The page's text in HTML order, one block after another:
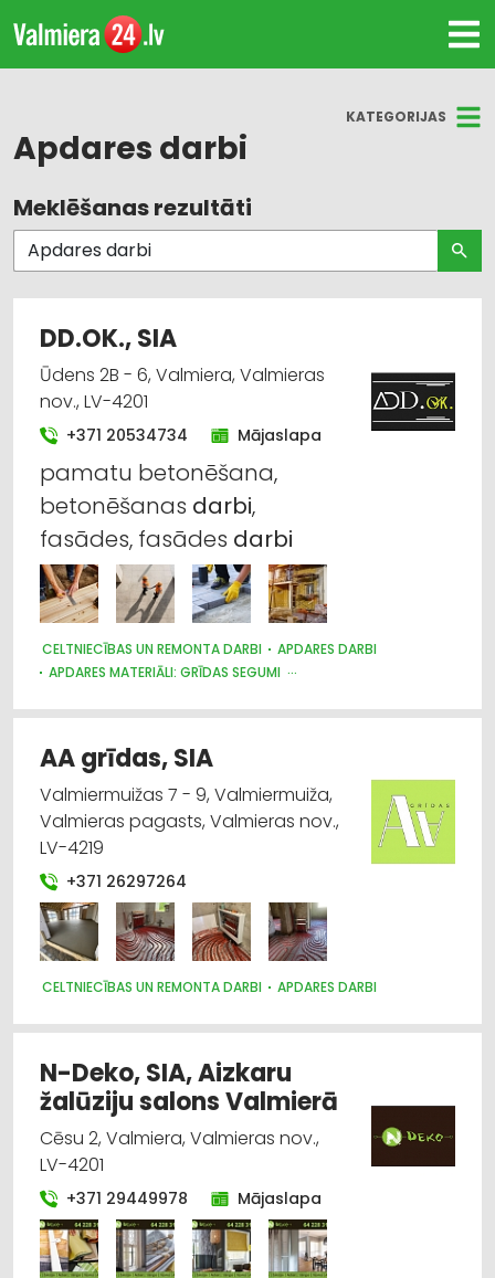
KATEGORIJAS
Apdares darbi
Visas nozares
Celtniecības un remonta darbi
Būvmateriālu, būvkonstrukciju tirdzniecība
Jumtu segumi
Apdares darbi
Būvmateriālu, būvkonstrukciju
vairumtirdzniecība
Durvis, logi
Būvmateriālu, būvkonstrukciju ražošana
Apdares materiāli: grīdas segumi
Apdares materiāli: vairumtirdzniecība
Meklēšanas rezultāti
DD.OK., SIA
Ūdens 2B - 6, Valmiera, Valmieras
nov., LV-4201
+371 20534734 Mājaslapa
pamatu betonēšana,
betonēšanas darbi,
fasādes, fasādes darbi
CELTNIECĪBAS UN REMONTA DARBI
APDARES DARBI
APDARES MATERIĀLI: GRĪDAS SEGUMI
LABIEKĀRTOŠANA, APZAĻUMOŠANA
JUMTU SEGUMI
AA grīdas, SIA
Valmiermuižas 7 - 9, Valmiermuiža,
Valmieras pagasts, Valmieras nov.,
LV-4219
+371 26297264
CELTNIECĪBAS UN REMONTA DARBI APDARES DARBI
N-Deko, SIA, Aizkaru
žalūziju salons Valmierā
Cēsu 2, Valmiera, Valmieras nov.,
LV-4201
+371 29449978 Mājaslapa